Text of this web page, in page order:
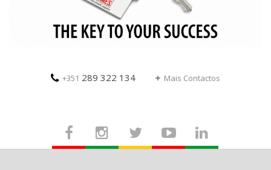
+351 289 322 134 Mais Contactos